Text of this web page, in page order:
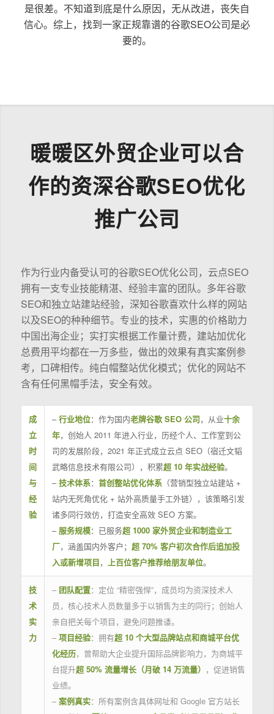
是很差。不知道到底是什么原因，无从改进，丧失自
信心。综上，找到一家正规靠谱的谷歌SEO公司是必
要的。
暖暖区外贸企业可以合
作的资深谷歌SEO优化
推广公司
作为行业内备受认可的谷歌SEO优化公司，云点SEO
拥有一支专业技能精湛、经验丰富的团队。多年谷歌
SEO和独立站建站经验，深知谷歌喜欢什么样的网站
以及SEO的种种细节。专业的技术，实惠的价格助力
中国出海企业；实打实根据工作量计费，建站加优化
总费用平均都在一万多些，做出的效果有真实案例参
考，口碑相传。纯白帽整站优化模式；优化的网站不
含有任何黑帽手法，安全有效。
成
立
时
间
与
经
验
–行业地位：作为国内老牌谷歌 SEO 公司，从业十余
年，创始人 2011 年进入行业，历经个人、工作室到公
司的发展阶段，2021 年正式成立云点 SEO（宿迁文韬
武略信息技术有限公司），积累超 10 年实战经验。
–技术体系： 首创整站优化体系（营销型独立站建站 +
站内无死角优化 + 站外高质量手工外链），该策略引发
诸多同行效仿，打造安全高效 SEO 方案。
– 服务规模：已服务超 1000 家外贸企业和制造业工
厂，涵盖国内外客户； 超 70% 客户初次合作后追加投
入或新增项目， 上百位客户推荐给朋友单位。
技
术
实
力
– 团队配置：定位 “精密强悍”，成员均为资深技术人
员，核心技术人员数量多于以销售为主的同行；创始人
亲自把关每个项目，避免问题推诿。
– 项目经验：拥有超 10 个大型品牌站点和商城平台优
化经历，曾帮助大企业提升国际品牌影响力，为商城平
台提升超 50% 流量增长（月破 14 万流量） ，促进销售
业绩。
– 案例真实：所有案例含具体网址和 Google 官方站长